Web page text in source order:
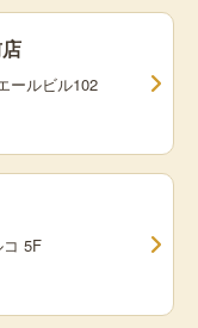
ールビル102
5F